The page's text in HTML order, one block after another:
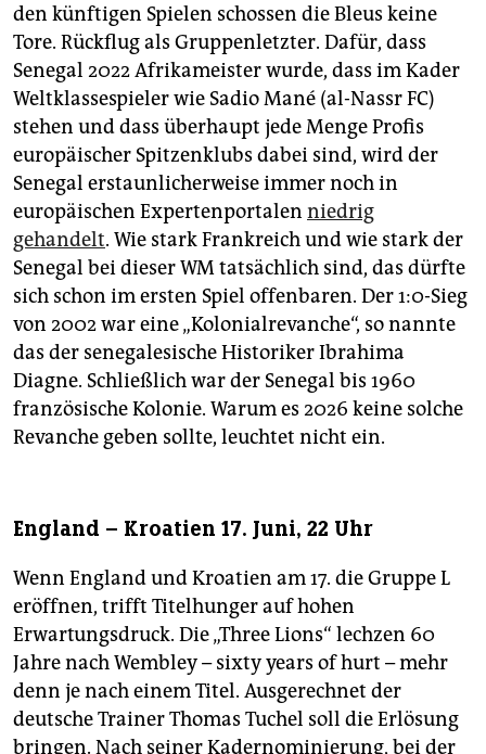
den künftigen Spielen schossen die Bleus keine
Tore. Rückflug als Gruppenletzter. Dafür, dass
Senegal 2022 Afrikameister wurde, dass im Kader
Weltklassespieler wie Sadio Mané (al-Nassr FC)
stehen und dass überhaupt jede Menge Profis
europäischer Spitzenklubs dabei sind, wird der
Senegal erstaunlicherweise immer noch in
europäischen Expertenportalen niedrig
gehandelt. Wie stark Frankreich und wie stark der
Senegal bei dieser WM tatsächlich sind, das dürfte
sich schon im ersten Spiel offenbaren. Der 1:0-Sieg
von 2002 war eine „Kolonialrevanche“, so nannte
das der senegalesische Historiker Ibrahima
Diagne. Schließlich war der Senegal bis 1960
französische Kolonie. Warum es 2026 keine solche
Revanche geben sollte, leuchtet nicht ein.
England – Kroatien 17. Juni, 22 Uhr
Wenn England und Kroatien am 17. die Gruppe L
eröffnen, trifft Titelhunger auf hohen
Erwartungsdruck. Die „Three Lions“ lechzen 60
Jahre nach Wembley – sixty years of hurt – mehr
denn je nach einem Titel. Ausgerechnet der
deutsche Trainer Thomas Tuchel soll die Erlösung
bringen. Nach seiner Kadernominierung, bei der